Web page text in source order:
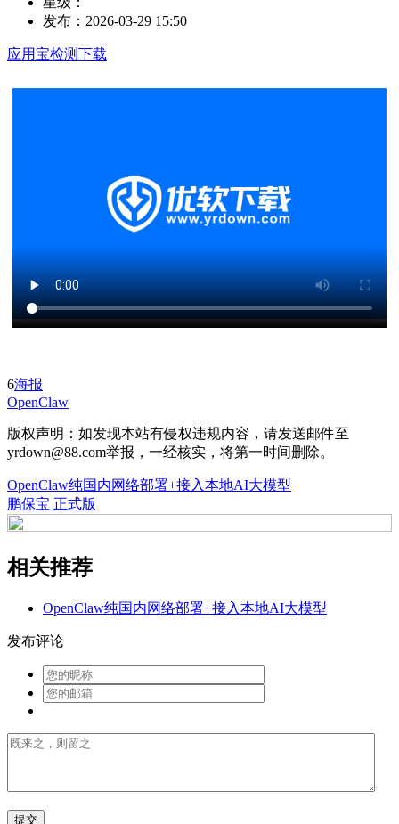
发布： 2026-03-29 15:50
应用宝检测下载
6海报
OpenClaw
版权声明：如发现本站有侵权违规内容，请发送邮件至
yrdown@88.com举报，一经核实，将第一时间删除。
OpenClaw纯国内网络部署+接入本地AI大模型
鹏保宝 正式版
相关推荐
OpenClaw纯国内网络部署+接入本地AI大模型
发布评论